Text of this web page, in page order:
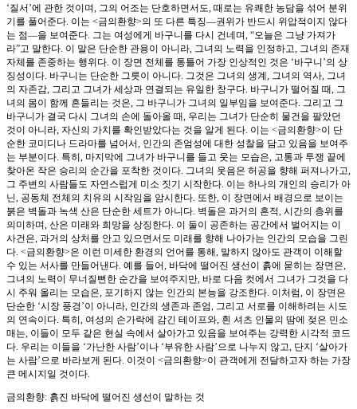
‘질서’에 관한 것이며, 그의 어조는 단호하면서도, 때로는 유쾌한 농담을 섞어 분위
기를 풀어준다. 이는 <금의환향>의 또 다른 특징—권위가 반드시 위압적이지 않다
는 점—을 보여준다. 그는 여성에게 바구니를 다시 건네며, “오늘은 그냥 가져가
라”고 말한다. 이 말은 단순한 관용이 아니라, 그녀의 노력을 인정하고, 그녀의 존재
자체를 존중하는 행위다. 이 장면 전체를 통틀어 가장 인상적인 것은 ‘바구니’의 상
징성이다. 바구니는 단순한 그릇이 아니다. 그것은 그녀의 생계, 그녀의 역사, 그녀
의 자존감, 그리고 그녀가 세상과 연결되는 유일한 창구다. 바구니가 떨어질 때, 그
녀의 몸이 함께 흔들리는 것은, 그 바구니가 그녀의 일부임을 보여준다. 그리고 그
바구니가 결국 다시 그녀의 손에 돌아올 때, 우리는 그녀가 단순히 물건을 팔았던
것이 아니라, 자신의 가치를 확인받았다는 것을 알게 된다. 이는 <금의환향>이 단
순한 코미디나 드라마를 넘어서, 인간의 존엄성에 대한 성찰을 담고 있음을 보여주
는 부분이다. 특히, 마지막에 그녀가 바구니를 들고 웃는 모습은, 고통과 투쟁 끝에
찾아온 작은 승리의 순간을 포착한 것이다. 그녀의 웃음은 허공을 향해 퍼져나가고,
그 주변의 사람들도 자연스럽게 미소 짓기 시작한다. 이는 하나의 개인의 승리가 아
닌, 공동체 전체의 치유의 시작임을 암시한다. 또한, 이 장면에서 배경으로 보이는
붉은 벽돌과 녹색 산은 단순한 세트가 아니다. 벽돌은 과거의 흔적, 시간의 층위를
의미하며, 산은 미래와 희망을 상징한다. 이 둘이 공존하는 공간에서 벌어지는 이
사건은, 과거의 상처를 안고 있으면서도 미래를 향해 나아가는 인간의 모습을 그린
다. <금의환향>은 이런 미세한 환경의 언어를 통해, 말하지 않아도 관객이 이해할
수 있는 서사를 만들어낸다. 예를 들어, 바닥에 떨어진 생선이 흙에 묻히는 장면은,
그녀의 노력이 무너질뻔한 순간을 보여주지만, 바로 다음 컷에서 그녀가 그것을 다
시 주워 올리는 모습은, 포기하지 않는 인간의 본능을 강조한다. 이처럼, 이 장면은
단순한 ‘시장 풍경’이 아니라, 인간의 생존과 존엄, 그리고 서로를 이해하려는 시도
의 연속이다. 특히, 여성의 손가락에 감긴 테이프와, 흰 셔츠 인물의 땀에 젖은 민소
매는, 이들이 모두 같은 현실 속에서 살아가고 있음을 보여주는 강력한 시각적 코드
다. 우리는 이들을 ‘가난한 사람’이나 ‘부유한 사람’으로 나누지 않고, 단지 ‘살아가
는 사람’으로 바라보게 된다. 이것이 <금의환향>이 관객에게 전달하고자 하는 가장
큰 메시지일 것이다.
금의환향: 흙진 바닥에 떨어진 생선이 말하는 것